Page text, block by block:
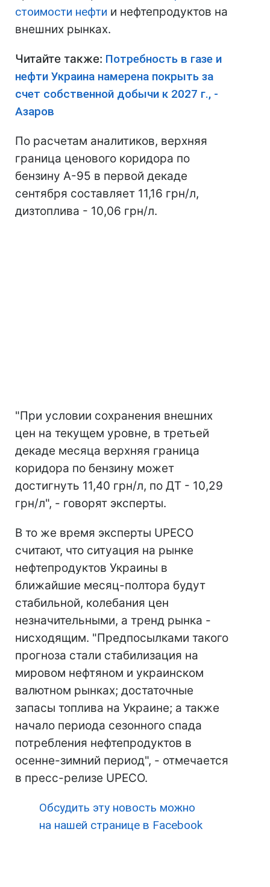
стоимости нефти и нефтепродуктов на
внешних рынках.
Читайте также: Потребность в газе и
нефти Украина намерена покрыть за
счет собственной добычи к 2027 г., -
Азаров
По расчетам аналитиков, верхняя
граница ценового коридора по
бензину А-95 в первой декаде
сентября составляет 11,16 грн/л,
дизтоплива - 10,06 грн/л.
"При условии сохранения внешних
цен на текущем уровне, в третьей
декаде месяца верхняя граница
коридора по бензину может
достигнуть 11,40 грн/л, по ДТ - 10,29
грн/л", - говорят эксперты.
В то же время эксперты UPECO
считают, что ситуация на рынке
нефтепродуктов Украины в
ближайшие месяц-полтора будут
стабильной, колебания цен
незначительными, а тренд рынка -
нисходящим. "Предпосылками такого
прогноза стали стабилизация на
мировом нефтяном и украинском
валютном рынках; достаточные
запасы топлива на Украине; а также
начало периода сезонного спада
потребления нефтепродуктов в
осенне-зимний период", - отмечается
в пресс-релизе UPECO.
Обсудить эту новость можно
на нашей странице в Facebook